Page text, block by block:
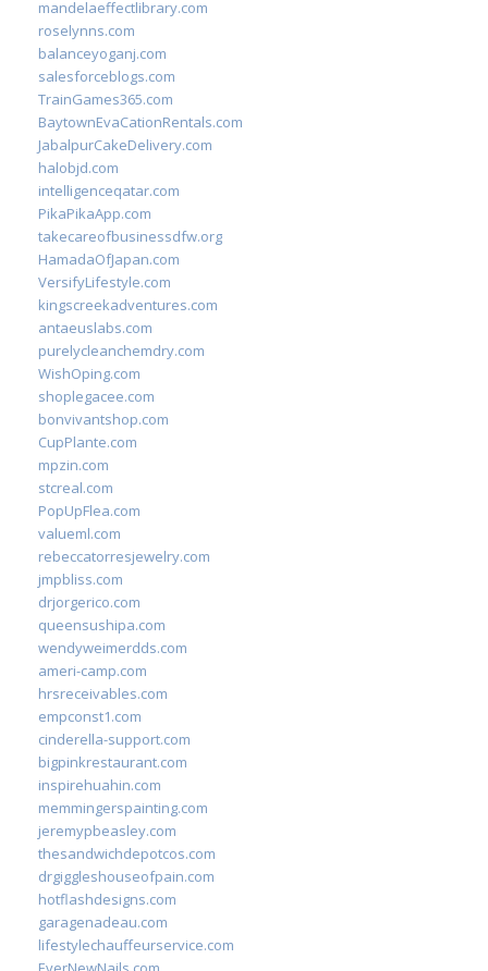
mandelaeffectlibrary.com
roselynns.com
balanceyoganj.com
salesforceblogs.com
TrainGames365.com
BaytownEvaCationRentals.com
JabalpurCakeDelivery.com
halobjd.com
intelligenceqatar.com
PikaPikaApp.com
takecareofbusinessdfw.org
HamadaOfJapan.com
VersifyLifestyle.com
kingscreekadventures.com
antaeuslabs.com
purelycleanchemdry.com
WishOping.com
shoplegacee.com
bonvivantshop.com
CupPlante.com
mpzin.com
stcreal.com
PopUpFlea.com
valueml.com
rebeccatorresjewelry.com
jmpbliss.com
drjorgerico.com
queensushipa.com
wendyweimerdds.com
ameri-camp.com
hrsreceivables.com
empconst1.com
cinderella-support.com
bigpinkrestaurant.com
inspirehuahin.com
memmingerspainting.com
jeremypbeasley.com
thesandwichdepotcos.com
drgiggleshouseofpain.com
hotflashdesigns.com
garagenadeau.com
lifestylechauffeurservice.com